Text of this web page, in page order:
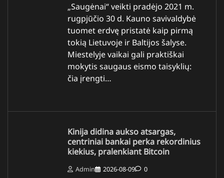
„Saugėnai“ veikti pradėjo 2021 m.
rugpjūčio 30 d. Kauno savivaldybė
tuomet erdvę pristatė kaip pirmą
tokią Lietuvoje ir Baltijos šalyse.
Miestelyje vaikai gali praktiškai
mokytis saugaus eismo taisyklių:
čia įrengti…
Kinija didina aukso atsargas,
centriniai bankai perka rekordinius
kiekius, pralenkiant Bitcoin
Admin 2026-08-09 0